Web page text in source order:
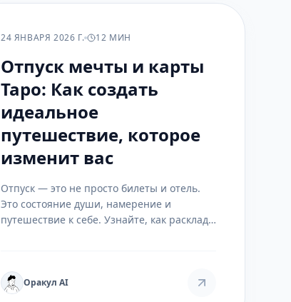
24 ЯНВАРЯ 2026 Г. 12 МИН
Отпуск мечты и карты
Таро: Как создать
идеальное
путешествие, которое
изменит вас
Отпуск — это не просто билеты и отель.
Это состояние души, намерение и
путешествие к себе. Узнайте, как расклады
Оракул AI